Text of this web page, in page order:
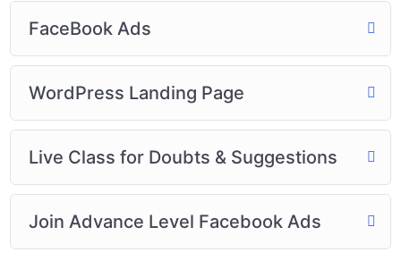
FaceBook Ads
WordPress Landing Page
Live Class for Doubts & Suggestions
Join Advance Level Facebook Ads